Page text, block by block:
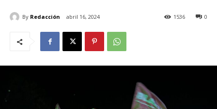
By Redacción abril 16, 2024 0
1536